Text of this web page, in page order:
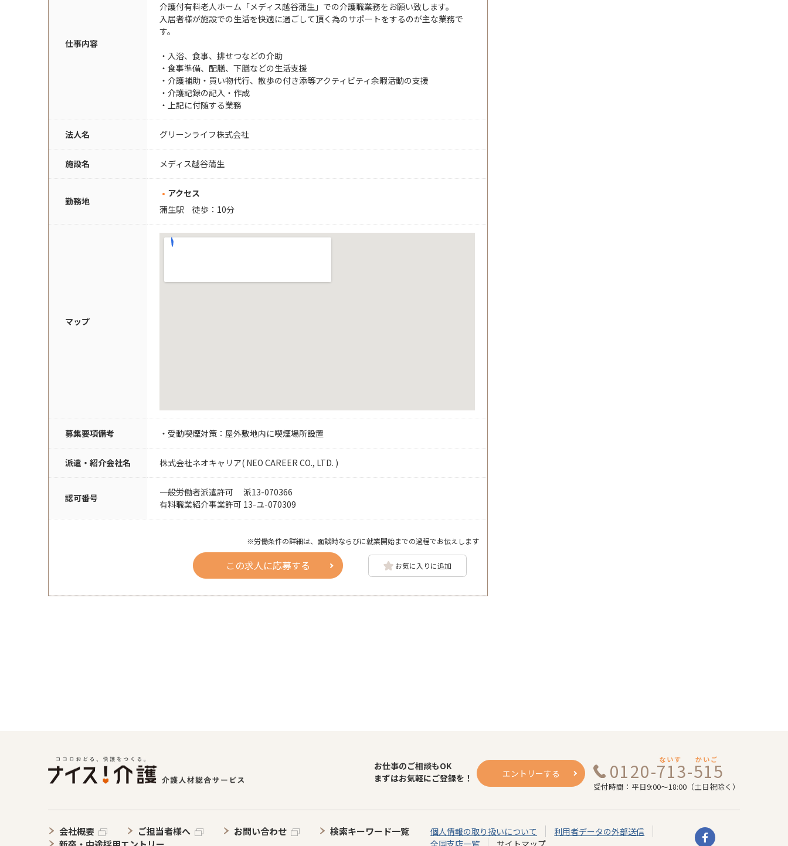
仕事内容
介護付有料老人ホーム「メディス越谷蒲生」での介護職業務をお願い致します。
入居者様が施設での生活を快適に過ごして頂く為のサポートをするのが主な業務で
す。
・入浴、食事、排せつなどの介助
・食事準備、配膳、下膳などの生活支援
・介護補助・買い物代行、散歩の付き添等アクティビティ余暇活動の支援
・介護記録の記入・作成
・上記に付随する業務
法人名 グリーンライフ株式会社
施設名 メディス越谷蒲生
勤務地
アクセス
蒲生駅 徒歩：10分
マップ
募集要項備考 ・受動喫煙対策：屋外敷地内に喫煙場所設置
派遣・紹介会社名 株式会社ネオキャリア( NEO CAREER CO., LTD. )
認可番号
一般労働者派遣許可 派13-070366
有料職業紹介事業許可 13-ユ-070309
※労働条件の詳細は、面談時ならびに就業開始までの過程でお伝えします
お気に入りに追加
この求人に応募する
お仕事のご相談もOK
まずはお気軽にご登録を！
エントリーする 0120-713-515
ないす かいご
受付時間：平日9:00～18:00（土日祝除く）
会社概要 ご担当者様へ お問い合わせ
検索キーワード一覧
個人情報の取り扱いについて
利用者データの外部送信
全国支店一覧
サイトマップ